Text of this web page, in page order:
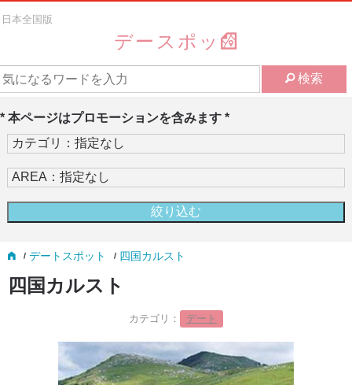
日本全国版
デースポッ
検索
* 本ページはプロモーションを含みます *
デートスポット 四国カルスト
四国カルスト
カテゴリ： デート